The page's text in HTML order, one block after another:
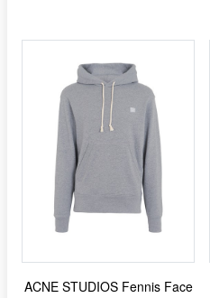
ACNE STUDIOS Fennis Face